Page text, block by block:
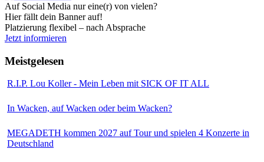
Auf Social Media nur eine(r) von vielen?
Hier fällt dein Banner auf!
Platzierung flexibel – nach Absprache
Jetzt informieren
Meistgelesen
R.I.P. Lou Koller - Mein Leben mit SICK OF IT ALL
In Wacken, auf Wacken oder beim Wacken?
MEGADETH kommen 2027 auf Tour und spielen 4 Konzerte in
Deutschland